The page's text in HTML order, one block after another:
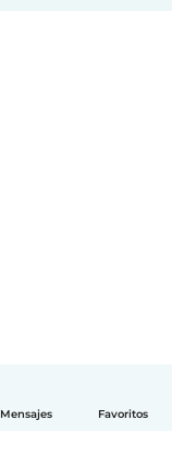
Mensajes Favoritos